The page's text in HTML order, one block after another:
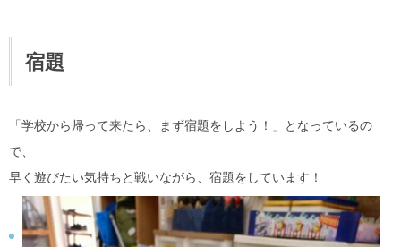
宿題
「学校から帰って来たら、まず宿題をしよう！」となっているの
で、
早く遊びたい気持ちと戦いながら、宿題をしています！